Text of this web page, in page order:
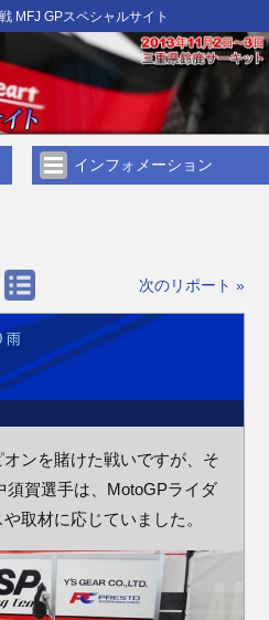
MFJ GPスペシャルサイト
インフォメーション
次のリポート »
雨
ンを賭けた戦いですが、そ
須賀選手は、MotoGPライダ
取材に応じていました。